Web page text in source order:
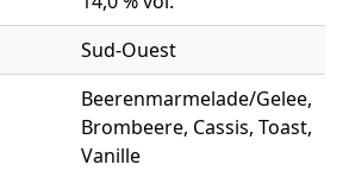
Sud-Ouest
Beerenmarmelade/Gelee,
Brombeere, Cassis, Toast,
Vanille